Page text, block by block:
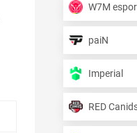
W7M
paiN
Imperial
RED